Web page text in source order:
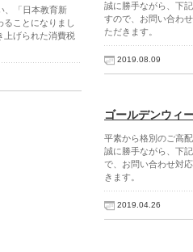
、「日本教育新
ることになりまし
げられた消費税
誠に勝手ながら、下
すので、お問い合わ
ただきます。
2019.08.09
ゴールデンウィ
平素から格別のご高
誠に勝手ながら、下
で、お問い合わせ対
きます。
2019.04.26